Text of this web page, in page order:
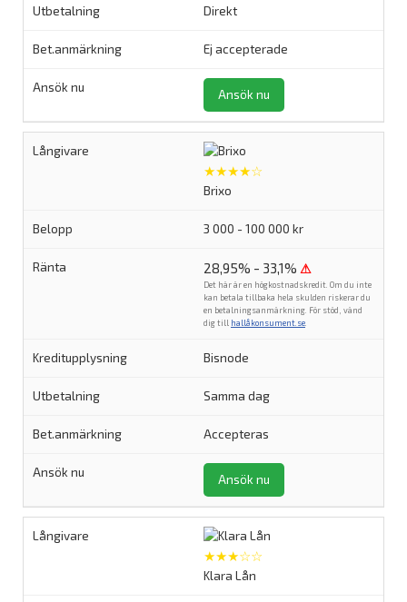
Direkt
Ej accepterade
Ansök nu
★★★★☆
Brixo
3 000 - 100 000 kr
28,95% - 33,1% ⚠
Det här är en högkostnadskredit. Om du inte
kan betala tillbaka hela skulden riskerar du
en betalningsanmärkning. För stöd, vänd
dig till hallåkonsument.se
Bisnode
Samma dag
Accepteras
Ansök nu
★★★☆☆
Klara Lån